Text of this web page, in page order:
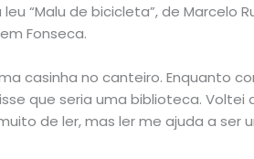
“Malu de bicicleta”, de Marcelo
Fonseca.
casinha no canteiro. Enquanto
que seria uma biblioteca. Voltei
de ler, mas ler me ajuda a ser